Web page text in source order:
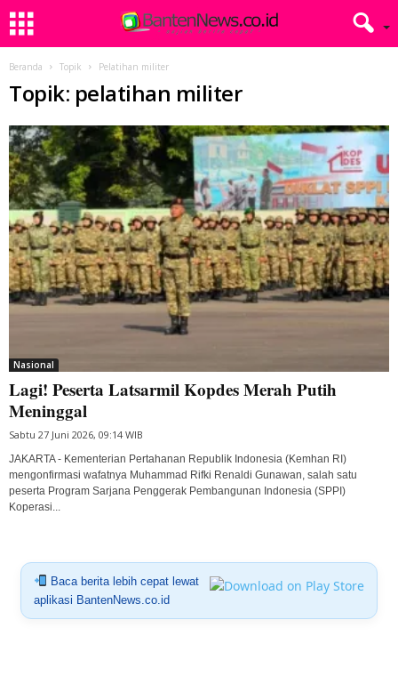
Beranda Topik Pelatihan militer
Topik: pelatihan militer
Nasional
Lagi! Peserta Latsarmil Kopdes Merah Putih
Meninggal
Sabtu 27 Juni 2026, 09:14 WIB
JAKARTA - Kementerian Pertahanan Republik Indonesia (Kemhan RI)
mengonfirmasi wafatnya Muhammad Rifki Renaldi Gunawan, salah satu
peserta Program Sarjana Penggerak Pembangunan Indonesia (SPPI)
Koperasi...
Baca berita lebih cepat lewat
aplikasi BantenNews.co.id